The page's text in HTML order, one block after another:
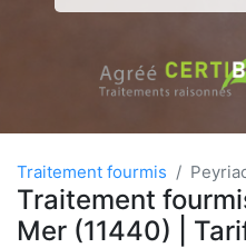
Traitement fourmis
Traitement
Mer (11440) |